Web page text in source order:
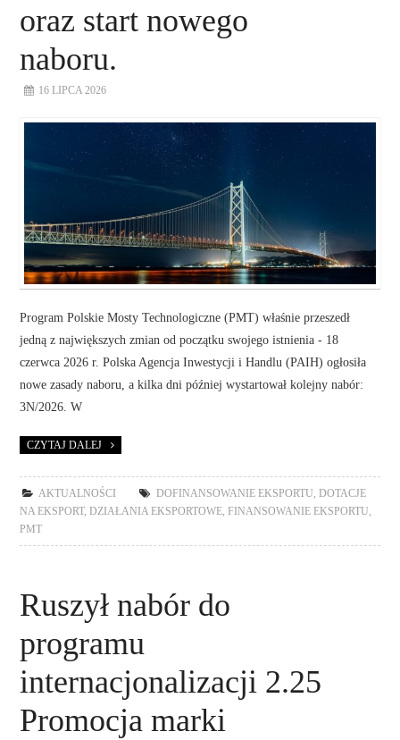
oraz start nowego
naboru.
16 LIPCA 2026
Program Polskie Mosty Technologiczne (PMT) właśnie przeszedł
jedną z największych zmian od początku swojego istnienia - 18
czerwca 2026 r. Polska Agencja Inwestycji i Handlu (PAIH) ogłosiła
nowe zasady naboru, a kilka dni później wystartował kolejny nabór:
3N/2026. W
CZYTAJ DALEJ
AKTUALNOŚCI DOFINANSOWANIE EKSPORTU
DOTACJE
NA EKSPORT, DZIAŁANIA EKSPORTOWE FINANSOWANIE EKSPORTU
PMT
Ruszył nabór do
programu
internacjonalizacji 2.25
Promocja marki